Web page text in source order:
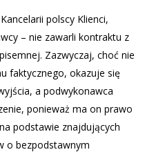
polscy Klienci,
– nie zawarli kontraktu z
Zazwyczaj, choć nie
faktycznego, okazuje się
a podwykonawca
ponieważ ma on prawo
podstawie znajdujących
o bezpodstawnym